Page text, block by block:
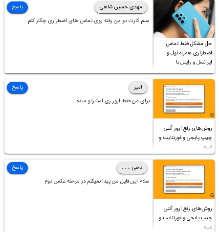
ابدیت کردن کارت گرافیک،کالیبره کردن و غیره هم نور و رنگ درست
نشد (انگار تصویر ماته)، خواهشمند است راهنمایی فرمایید باتشکر
حل مشکل فقط تماس
اضطراری همراه اول و
ایرانسل و رایتل با
روش‌های مختلف
مهدی حسین شاهی
سیم کارت دو من رفته روی تماس های اضطراری چکار کنم
پاسخ
روش‌های رفع ارور آنتی
چیپ پابجی و فورتنایت و
غیره
امیر
برای من فقط ارور ری استارتو میده
پاسخ
روش‌های رفع ارور آنتی
چیپ پابجی و فورتنایت و
غیره
دخی ......
سلام این فایل من پیدا نمیکنم در مرحله عکس دوم
پاسخ